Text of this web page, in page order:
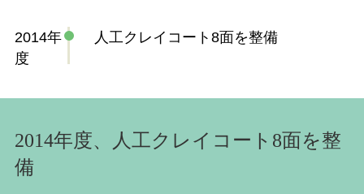
2014年
度
人工クレイコート8面を整備
2014年度、人工クレイコート8面を整
備